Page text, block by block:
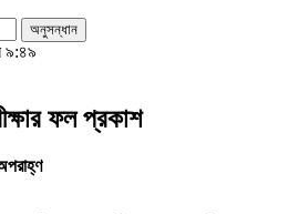
৯:৪৯
ফল প্রকাশ